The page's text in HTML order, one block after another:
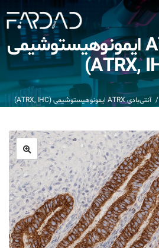
Product
آنتی‌بادی ATRX ایمونوهیستوشیمی
/ آنتی‌بادی ATRX ایمونوهیستوشیمی (ATRX, IHC)